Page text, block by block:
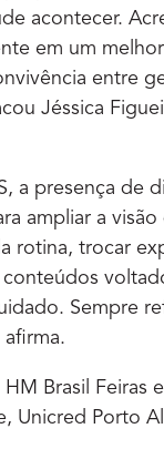
acontecer.
em um
entre
Jéssica
a presença de
ampliar a visão
rotina, trocar
Sempre
Brasil Feiras
Unicred Porto